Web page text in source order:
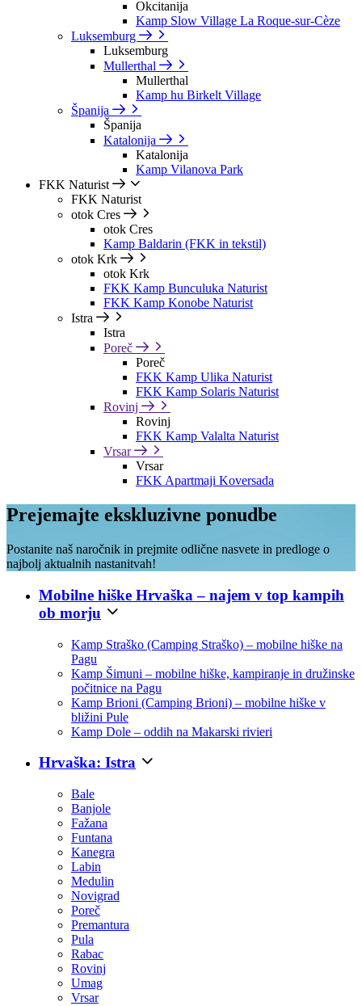
Okcitanija
Kamp Slow Village La Roque-sur-Cèze
Luksemburg
Luksemburg
Mullerthal
Mullerthal
Kamp hu Birkelt Village
Španija
Španija
Katalonija
Katalonija
Kamp Vilanova Park
FKK Naturist
FKK Naturist
otok Cres
otok Cres
Kamp Baldarin (FKK in tekstil)
otok Krk
otok Krk
FKK Kamp Bunculuka Naturist
FKK Kamp Konobe Naturist
Istra
Istra
Poreč
Poreč
FKK Kamp Ulika Naturist
FKK Kamp Solaris Naturist
Rovinj
Rovinj
FKK Kamp Valalta Naturist
Vrsar
Vrsar
FKK Apartmaji Koversada
Prejemajte ekskluzivne ponudbe
Postanite naš naročnik in prejmite odlične nasvete in predloge o
najbolj aktualnih nastanitvah!
Mobilne hiške Hrvaška – najem v top kampih
ob morju
Kamp Straško (Camping Straško) – mobilne hiške na
Pagu
Kamp Šimuni – mobilne hiške, kampiranje in družinske
počitnice na Pagu
Kamp Brioni (Camping Brioni) – mobilne hiške v
bližini Pule
Kamp Dole – oddih na Makarski rivieri
Hrvaška: Istra
Bale
Banjole
Fažana
Funtana
Kanegra
Labin
Medulin
Novigrad
Poreč
Premantura
Pula
Rabac
Rovinj
Umag
Vrsar